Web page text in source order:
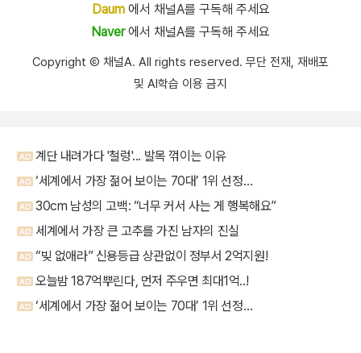
Daum에서 채널A를 구독해 주세요
Naver에서 채널A를 구독해 주세요
Copyright Ⓒ 채널A. All rights reserved. 무단 전재, 재배포
및 AI학습 이용 금지